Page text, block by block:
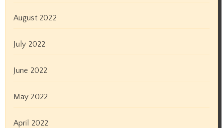
August 2022
July 2022
June 2022
May 2022
April 2022